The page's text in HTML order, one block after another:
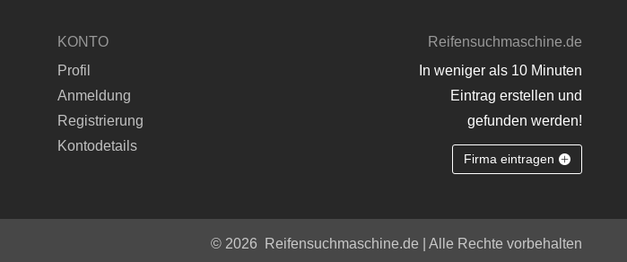
KONTO
Profil
Anmeldung
Registrierung
Kontodetails
Reifensuchmaschine.de
In weniger als 10 Minuten
Eintrag erstellen und
gefunden werden!
Firma eintragen
© 2026 Reifensuchmaschine.de | Alle Rechte vorbehalten